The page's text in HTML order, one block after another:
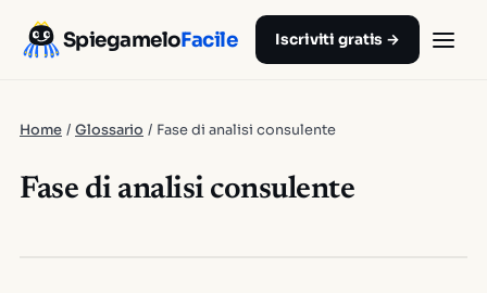
SpiegameloFacile Iscriviti gratis →
Home / Glossario / Fase di analisi consulente
Fase di analisi consulente